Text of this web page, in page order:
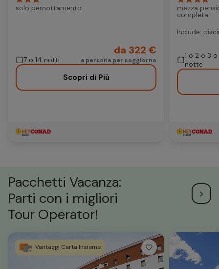
solo pernottamento
7 o 14 notti
da 322 €
a persona per soggiorno
Scopri di Più
mezza
completa
Include:
1 o 2 o 3 o
notte
Pacchetti Vacanza:
Parti con i migliori
Tour Operator!
Vantaggi Carta Insieme